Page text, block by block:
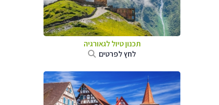
תכנון טיול לגאורגיה
לחץ לפרטים